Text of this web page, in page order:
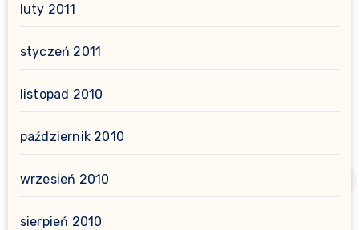
luty 2011
styczeń 2011
listopad 2010
październik 2010
wrzesień 2010
sierpień 2010